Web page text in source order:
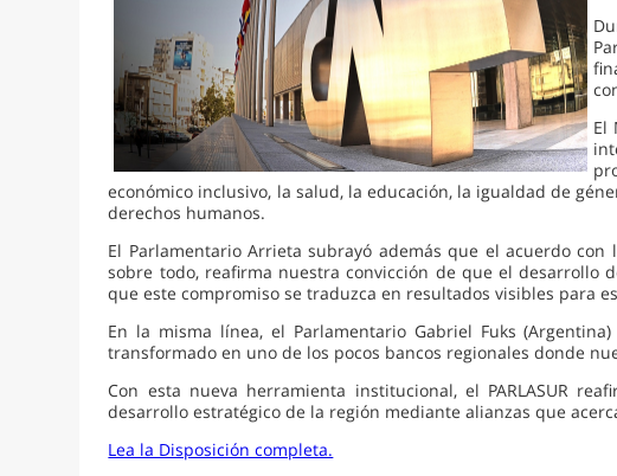
El
económico inclusivo, la salud, la educación, la igualdad de
derechos humanos.
El Parlamentario Arrieta subrayó además que el acuerdo
sobre todo, reafirma nuestra convicción de que el desarrollo
que este compromiso se traduzca en resultados visibles para
En la misma línea, el Parlamentario Gabriel Fuks
transformado en uno de los pocos bancos regionales donde
Con esta nueva herramienta institucional, el PARLASUR
desarrollo estratégico de la región mediante alianzas que
Lea la Disposición completa.